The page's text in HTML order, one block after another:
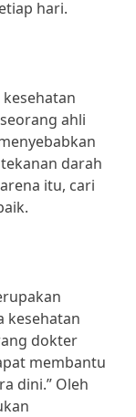
hari.
ahli
darah
itu, cari
kesehatan
dokter
membantu
dini.” Oleh